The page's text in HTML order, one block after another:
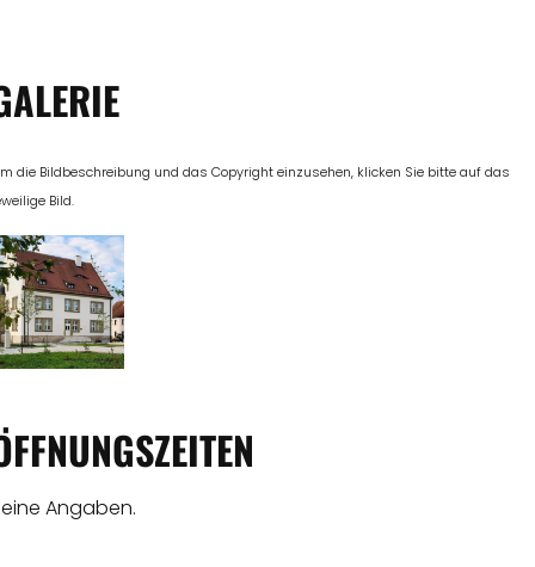
die Bildbeschreibung und das Copyright einzusehen, klicken Sie bitte auf das
Bild.
Angaben.